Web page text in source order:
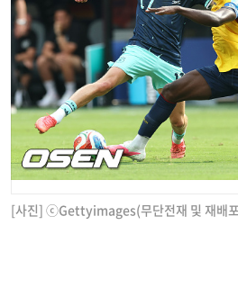
[사진] ⓒGettyimages(무단전재 및 재배